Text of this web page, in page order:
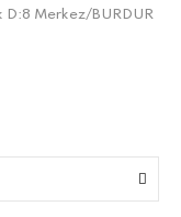
Merkez/BURDUR